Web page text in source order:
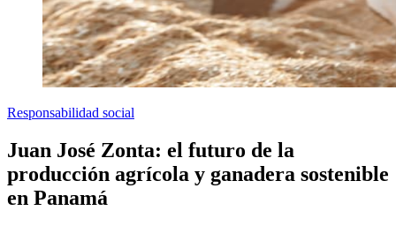
Responsabilidad social
Juan José Zonta: el futuro de la
producción agrícola y ganadera sostenible
en Panamá